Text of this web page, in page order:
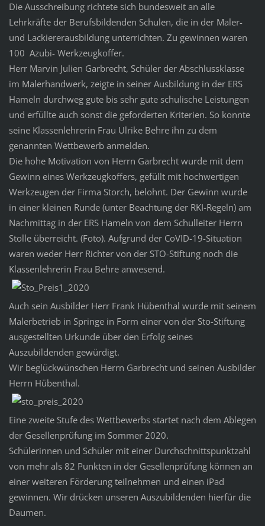
Die Ausschreibung richtete sich bundesweit an alle
Lehrkräfte der Berufsbildenden Schulen, die in der Maler-
und Lackiererausbildung unterrichten. Zu gewinnen waren
100 Azubi- Werkzeugkoffer.
Herr Marvin Julien Garbrecht, Schüler der Abschlussklasse
im Malerhandwerk, zeigte in seiner Ausbildung in der ERS
Hameln durchweg gute bis sehr gute schulische Leistungen
und erfüllte auch sonst die geforderten Kriterien. So konnte
seine Klassenlehrerin Frau Ulrike Behre ihn zu dem
genannten Wettbewerb anmelden.
Die hohe Motivation von Herrn Garbrecht wurde mit dem
Gewinn eines Werkzeugkoffers, gefüllt mit hochwertigen
Werkzeugen der Firma Storch, belohnt. Der Gewinn wurde
in einer kleinen Runde (unter Beachtung der RKI-Regeln) am
Nachmittag in der ERS Hameln von dem Schulleiter Herrn
Stolle überreicht. (Foto). Aufgrund der CoVID-19-Situation
waren weder Herr Richter von der STO-Stiftung noch die
Klassenlehrerin Frau Behre anwesend.
Auch sein Ausbilder Herr Frank Hübenthal wurde mit seinem
Malerbetrieb in Springe in Form einer von der Sto-Stiftung
ausgestellten Urkunde über den Erfolg seines
Auszubildenden gewürdigt.
Wir beglückwünschen Herrn Garbrecht und seinen Ausbilder
Herrn Hübenthal.
Eine zweite Stufe des Wettbewerbs startet nach dem Ablegen
der Gesellenprüfung im Sommer 2020.
Schülerinnen und Schüler mit einer Durchschnittspunktzahl
von mehr als 82 Punkten in der Gesellenprüfung können an
einer weiteren Förderung teilnehmen und einen iPad
gewinnen. Wir drücken unseren Auszubildenden hierfür die
Daumen.